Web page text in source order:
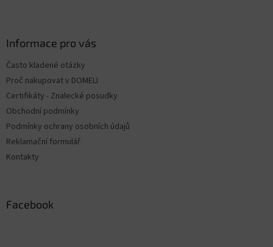
Informace pro vás
Často kladené otázky
Proč nakupovat v DOMELI
Certifikáty - Znalecké posudky
Obchodní podmínky
Podmínky ochrany osobních údajů
Reklamační formulář
Kontakty
Facebook